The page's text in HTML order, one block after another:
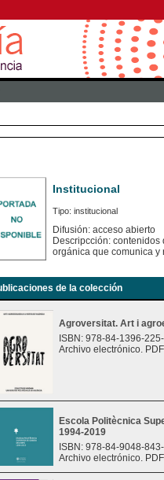
Institucional
Tipo: institucional
Difusión: acceso abierto
Descripcción:
orgánica que comunica y
de la colección
Agroversitat. Art i
ISBN: 978-84-1396-
Archivo electrónico.
Escola Politècnica
1994-2019
ISBN: 978-84-9048-
Archivo electrónico.